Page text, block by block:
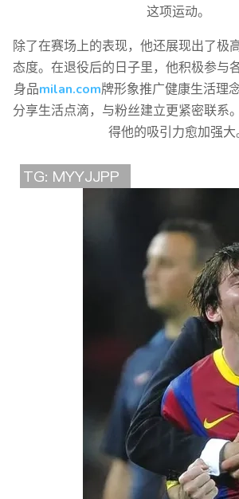
这项运动。
除了在赛场上的表现，他还展现出了极
态度。在退役后的日子里，他积极参与
身品milan.com牌形象推广健康生活理
分享生活点滴，与粉丝建立更紧密联系
得他的吸引力愈加强大